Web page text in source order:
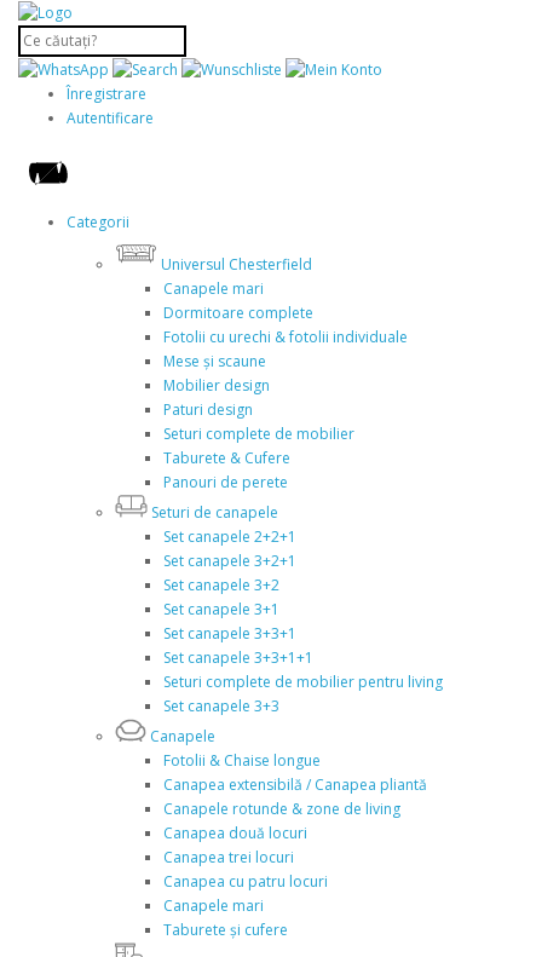
Înregistrare
Autentificare
Categorii
Universul Chesterfield
Canapele mari
Dormitoare complete
Fotolii cu urechi & fotolii individuale
Mese și scaune
Mobilier design
Paturi design
Seturi complete de mobilier
Taburete & Cufere
Panouri de perete
Seturi de canapele
Set canapele 2+2+1
Set canapele 3+2+1
Set canapele 3+2
Set canapele 3+1
Set canapele 3+3+1
Set canapele 3+3+1+1
Seturi complete de mobilier pentru living
Set canapele 3+3
Canapele
Fotolii & Chaise longue
Canapea extensibilă / Canapea pliantă
Canapele rotunde & zone de living
Canapea două locuri
Canapea trei locuri
Canapea cu patru locuri
Canapele mari
Taburete și cufere